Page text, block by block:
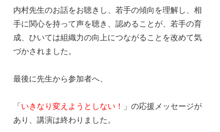
内村先生のお話をお聴きし、若手の傾向を理解し、相
手に関心を持って声を聴き、認めることが、若手の育
成、ひいては組織力の向上につながることを改めて気
づかされました。
最後に先生から参加者へ、
「いきなり変えようとしない！
」の応援メッセージが
あり、講演は終わりました。